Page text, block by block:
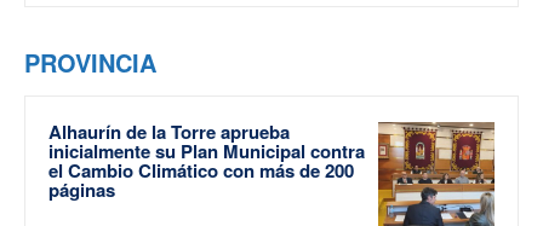
PROVINCIA
Alhaurín de la Torre aprueba
inicialmente su Plan Municipal contra
el Cambio Climático con más de 200
páginas